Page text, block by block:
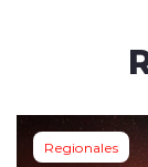
Regionales